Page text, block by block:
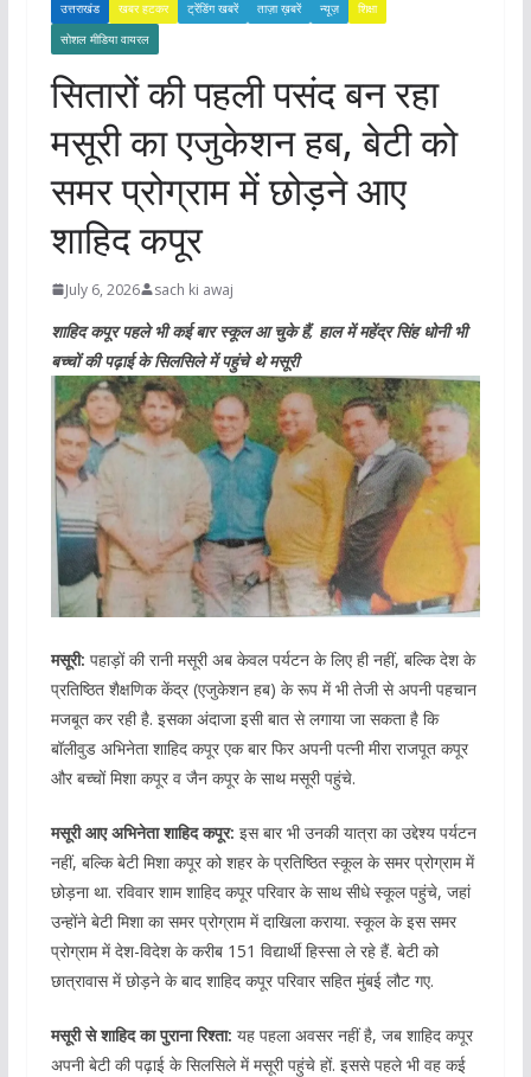
उत्तराखंड खबर हटकर ट्रेंडिंग खबरें ताज़ा ख़बरें न्यूज़
शिक्षा
सोशल मीडिया वायरल
सितारों की पहली पसंद बन रहा
मसूरी का एजुकेशन हब, बेटी को
समर प्रोग्राम में छोड़ने आए
शाहिद कपूर
July 6, 2026 sach ki awaj
शाहिद कपूर पहले भी कई बार स्कूल आ चुके हैं, हाल में महेंद्र सिंह धोनी भी
बच्चों की पढ़ाई के सिलसिले में पहुंचे थे मसूरी
मसूरी: पहाड़ों की रानी मसूरी अब केवल पर्यटन के लिए ही नहीं, बल्कि देश के
प्रतिष्ठित शैक्षणिक केंद्र (एजुकेशन हब) के रूप में भी तेजी से अपनी पहचान
मजबूत कर रही है. इसका अंदाजा इसी बात से लगाया जा सकता है कि
बॉलीवुड अभिनेता शाहिद कपूर एक बार फिर अपनी पत्नी मीरा राजपूत कपूर
और बच्चों मिशा कपूर व जैन कपूर के साथ मसूरी पहुंचे.
मसूरी आए अभिनेता शाहिद कपूर: इस बार भी उनकी यात्रा का उद्देश्य पर्यटन
नहीं, बल्कि बेटी मिशा कपूर को शहर के प्रतिष्ठित स्कूल के समर प्रोग्राम में
छोड़ना था. रविवार शाम शाहिद कपूर परिवार के साथ सीधे स्कूल पहुंचे, जहां
उन्होंने बेटी मिशा का समर प्रोग्राम में दाखिला कराया. स्कूल के इस समर
प्रोग्राम में देश-विदेश के करीब 151 विद्यार्थी हिस्सा ले रहे हैं. बेटी को
छात्रावास में छोड़ने के बाद शाहिद कपूर परिवार सहित मुंबई लौट गए.
मसूरी से शाहिद का पुराना रिश्ता: यह पहला अवसर नहीं है, जब शाहिद कपूर
अपनी बेटी की पढ़ाई के सिलसिले में मसूरी पहुंचे हों. इससे पहले भी वह कई